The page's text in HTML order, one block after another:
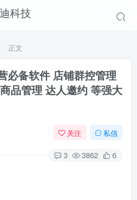
正文
必备软件 店铺群控管理
品管理 达人邀约 等强大
关注 私信
3 3862 6